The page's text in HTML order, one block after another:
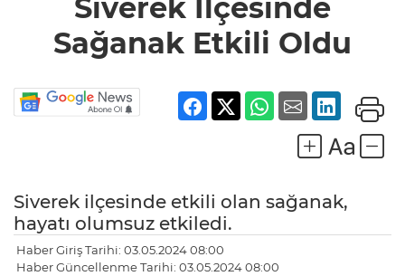
Oldu
Siverek İlçesinde
Sağanak Etkili Oldu
Siverek ilçesinde etkili olan sağanak,
hayatı olumsuz etkiledi.
Haber Giriş Tarihi: 03.05.2024 08:00
Haber Güncellenme Tarihi: 03.05.2024 08:00